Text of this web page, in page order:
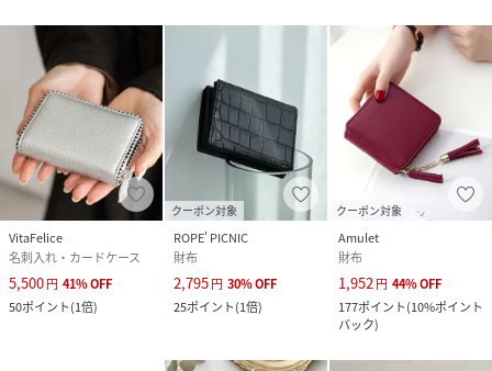
VitaFelice
名刺入れ・カードケース
5,500円 41%OFF
50ポイント(1倍)
クーポン対象
ROPE' PICNIC
財布
2,795円 30%OFF
25ポイント(1倍)
クーポン対象
Amulet
財布
1,952円 44%OFF
177ポイント(10%ポイント
バック)